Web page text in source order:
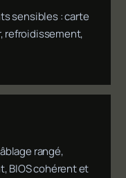
sensibles : carte
refroidissement,
rangé,
BIOS cohérent et